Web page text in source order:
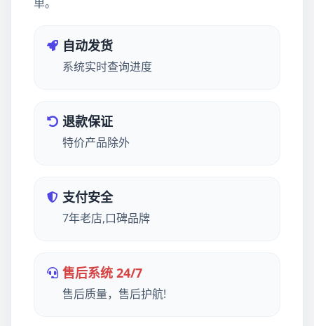
自动发货
系统实时查询进度
退款保证
特价产品除外
支付安全
7年老店,口碑品牌
售后系统 24/7
售后质量，售后护航!